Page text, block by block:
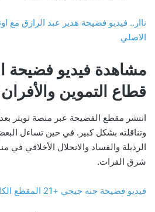
الاصلي
مشاهدة فيديو فضيحة
قطاع التموين والأفران
انتشر مقطع الفضيحة عبر منصة تويتر
وتناقلته بشكل كبير. في حين تساءل
الرذيلة والفساد والانحلال الأخلاقي
شرق الفرات.
فيديو فضيحة جنه جيجي +21 المقطع الكامل الاصلي